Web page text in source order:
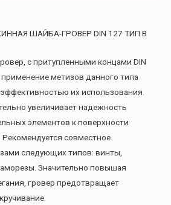
ШАЙБА-ГРОВЕР DIN 127 ТИП B
с притупленными концами DIN
метизов данного типа
их использования.
увеличивает надежность
элементов к поверхности
совместное
следующих типов: винты,
Значительно повышая
гровер предотвращает